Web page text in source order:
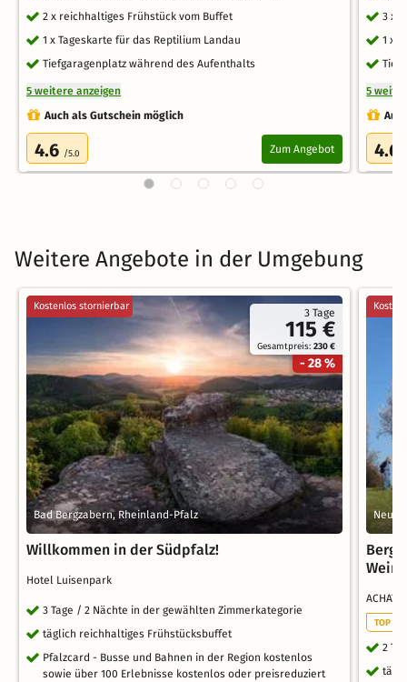
2 x reichhaltiges Frühstück vom Buffet
1 x Tageskarte für das Reptilium Landau
Tiefgaragenplatz während des Aufenthalts
5 weitere anzeigen
Auch als Gutschein möglich
4.6 /5.0 Zum Angebot
3 x
1 x
5
4.6
Weitere Angebote in der Umgebung
3 Tage
115 €
Gesamtpreis:230 €
- 28 %
Kostenlos stornierbar
Bad Bergzabern, Rheinland-Pfalz
Willkommen in der Südpfalz!
Hotel Luisenpark
3 Tage / 2 Nächte in der gewählten Zimmerkategorie
täglich reichhaltiges Frühstücksbuffet
Pfalzcard - Busse und Bahnen in der Region kostenlos
sowie über 100 Erlebnisse kostenlos oder preisreduziert
TOP
2